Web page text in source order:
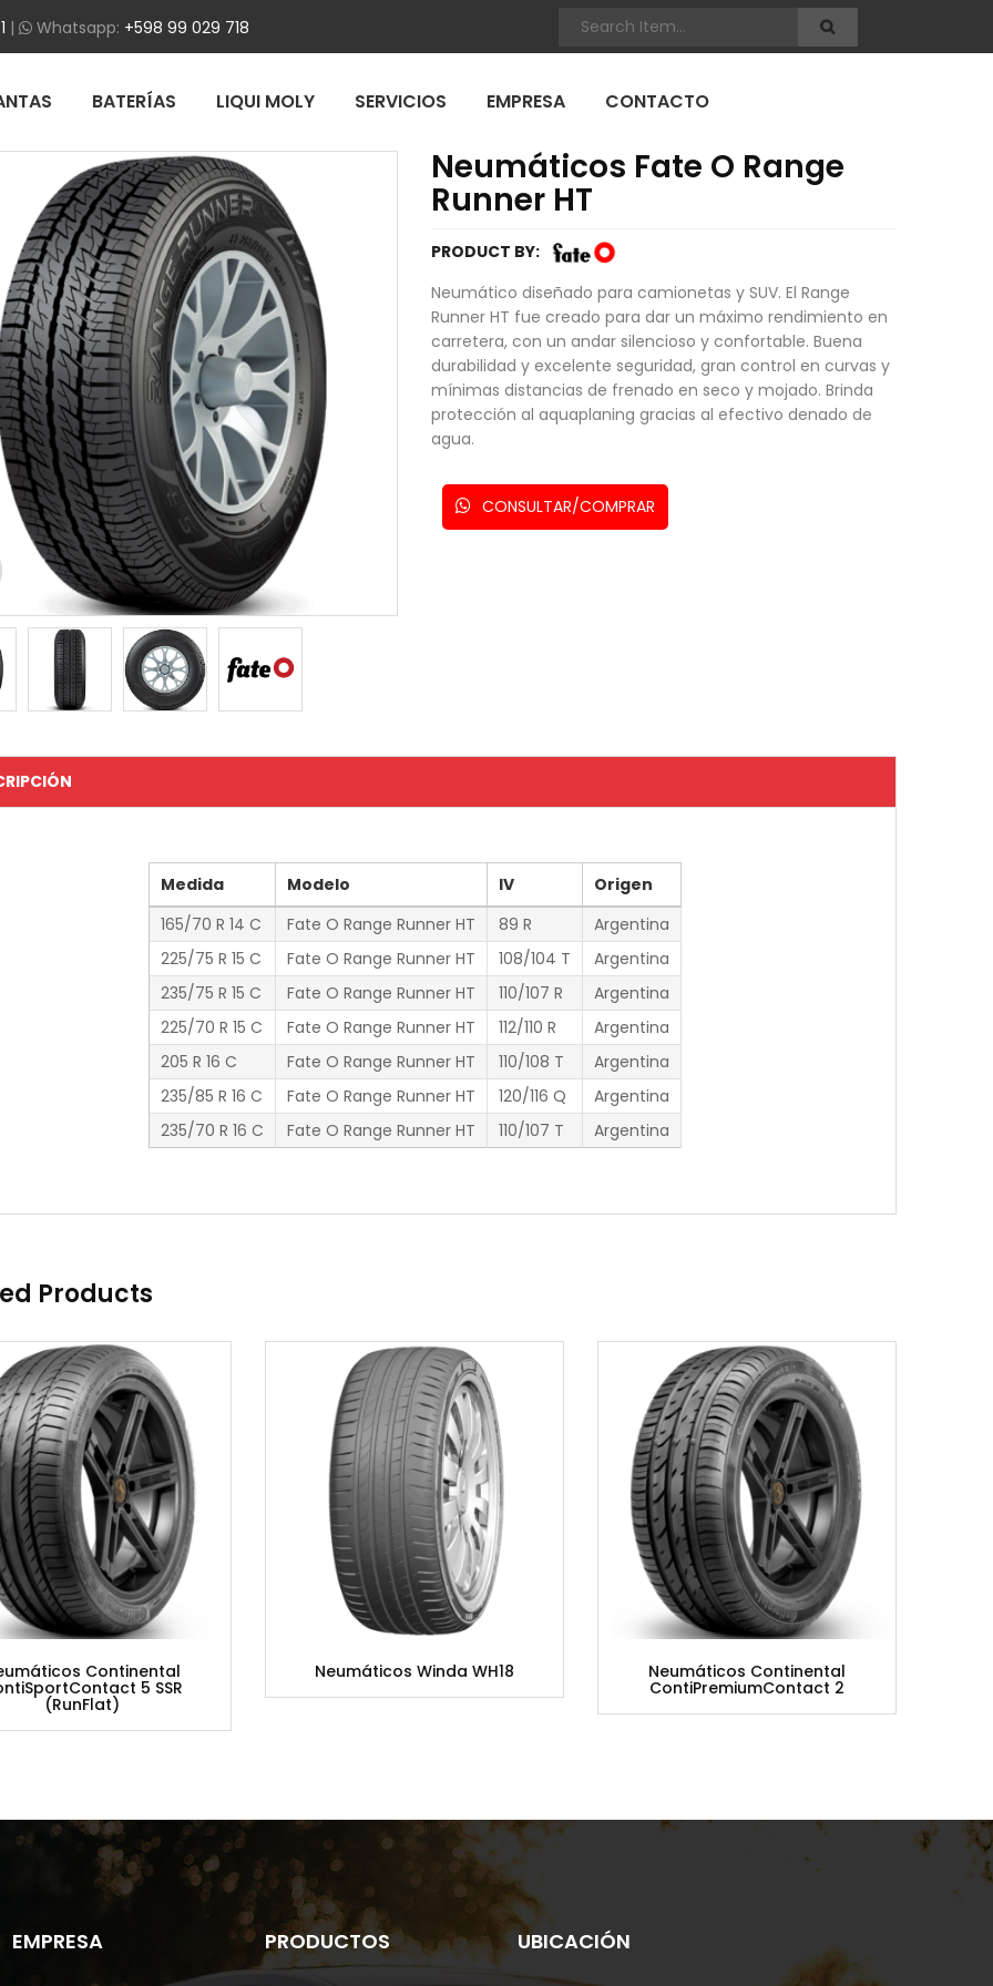
| Whatsapp: +598 99 029 718
BATERÍAS LIQUI MOLY SERVICIOS EMPRESA CONTACTO
Neumáticos Fate O Range
Runner HT
PRODUCT BY:
Neumático diseñado para camionetas y SUV. El Range
Runner HT fue creado para dar un máximo rendimiento en
carretera, con un andar silencioso y confortable. Buena
durabilidad y excelente seguridad, gran control en curvas y
mínimas distancias de frenado en seco y mojado. Brinda
protección al aquaplaning gracias al efectivo denado de
agua.
CONSULTAR/COMPRAR
Medida Modelo IV
Origen
165/70 R 14 C
Fate O Range Runner HT 89 R
Argentina
225/75 R 15 C
Fate O Range Runner HT 108/104 T
Argentina
235/75 R 15 C
Fate O Range Runner HT 110/107 R
Argentina
225/70 R 15 C
Fate O Range Runner HT 112/110 R
Argentina
205 R 16 C
Fate O Range Runner HT 110/108 T
Argentina
235/85 R 16 C
Fate O Range Runner HT 120/116 Q
Argentina
235/70 R 16 C
Fate O Range Runner HT 110/107 T Argentina
Products
Continental
5 SSR
(RunFlat)
Neumáticos Winda WH18 Neumáticos Continental
ContiPremiumContact 2
EMPRESA PRODUCTOS UBICACIÓN